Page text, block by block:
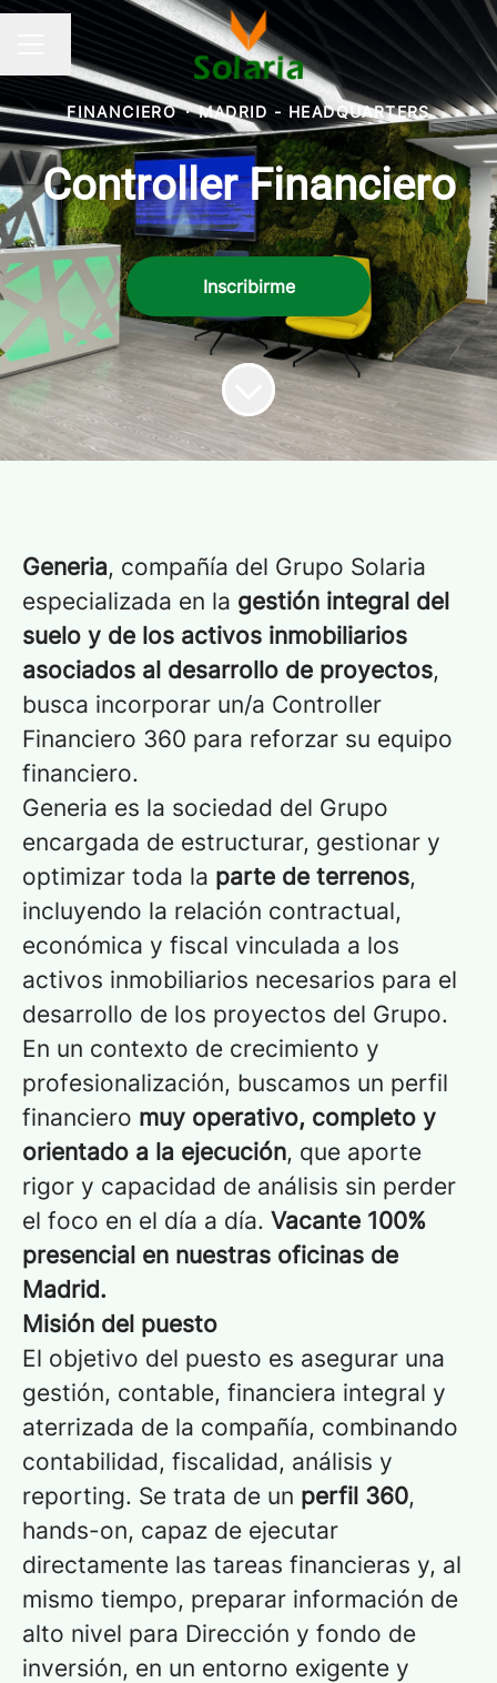
MENÚ DE EMPLEO
Cambiar idioma
FINANCIERO · MADRID - HEADQUARTERS
Controller Financiero
Inscribirme
Generia, compañía del Grupo Solaria
especializada en la gestión integral del
suelo y de los activos inmobiliarios
asociados al desarrollo de proyectos,
busca incorporar un/a Controller
Financiero 360 para reforzar su equipo
financiero.
Generia es la sociedad del Grupo
encargada de estructurar, gestionar y
optimizar toda la parte de terrenos,
incluyendo la relación contractual,
económica y fiscal vinculada a los
activos inmobiliarios necesarios para el
desarrollo de los proyectos del Grupo.
En un contexto de crecimiento y
profesionalización, buscamos un perfil
financiero muy operativo, completo y
orientado a la ejecución, que aporte
rigor y capacidad de análisis sin perder
el foco en el día a día. Vacante 100%
presencial en nuestras oficinas de
Madrid.
Misión del puesto
El objetivo del puesto es asegurar una
gestión, contable, financiera integral y
aterrizada de la compañía, combinando
contabilidad, fiscalidad, análisis y
reporting. Se trata de un perfil 360,
hands-on, capaz de ejecutar
directamente las tareas financieras y, al
mismo tiempo, preparar información de
alto nivel para Dirección y fondo de
inversión, en un entorno exigente y